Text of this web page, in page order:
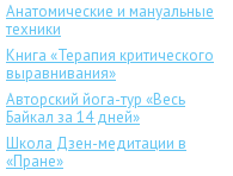
Анатомические и мануальные
техники
Книга «Терапия критического
выравнивания»
Авторский йога-тур «Весь
Байкал за 14 дней»
Школа Дзен-медитации в
«Пране»